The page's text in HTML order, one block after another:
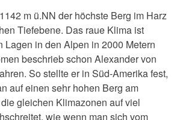
m ü.NN der höchste Berg im Harz
Tiefebene. Das raue Klima ist
Lagen in den Alpen in 2000 Metern
beschrieb schon Alexander von
So stellte er in Süd-Amerika fest,
auf einen sehr hohen Berg am
gleichen Klimazonen auf viel
wie wenn man sich vom